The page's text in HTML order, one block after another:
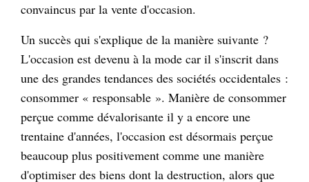
convaincus par la vente d'occasion.
Un succès qui s'explique de la manière suivante ?
L'occasion est devenu à la mode car il s'inscrit dans
une des grandes tendances des sociétés occidentales :
consommer « responsable ». Manière de consommer
perçue comme dévalorisante il y a encore une
trentaine d'années, l'occasion est désormais perçue
beaucoup plus positivement comme une manière
d'optimiser des biens dont la destruction, alors que